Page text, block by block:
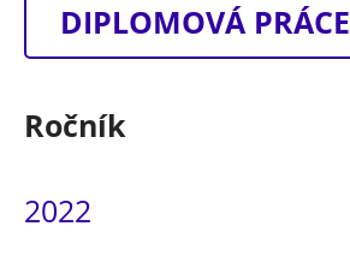
DIPLOMOVÁ PRÁCE
Ročník
2022